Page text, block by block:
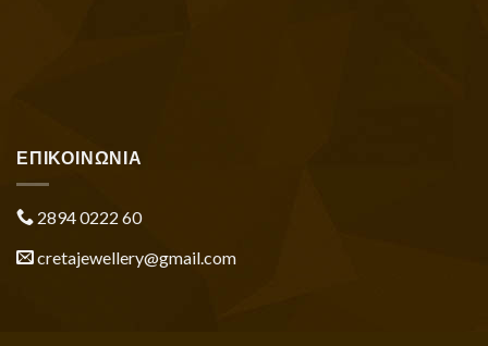
ΕΠΙΚΟΙΝΩΝΙΑ
2894 0222 60
cretajewellery@gmail.com